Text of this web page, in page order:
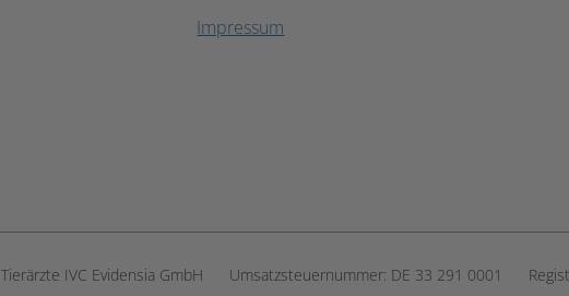
Impressum
Tierärzte IVC Evidensia GmbH Umsatzsteuernummer: DE 33 291 0001